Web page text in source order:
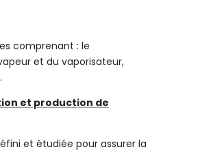
comprenant : le
et du vaporisateur,
et production de
et étudiée pour assurer la